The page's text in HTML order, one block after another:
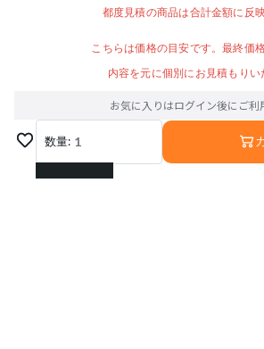
都度見積の商品は合計金額に反
こちらは価格の目安です。最終価
内容を元に個別にお見積もりい
お気に入りはログイン後にご利
数量: 1
1